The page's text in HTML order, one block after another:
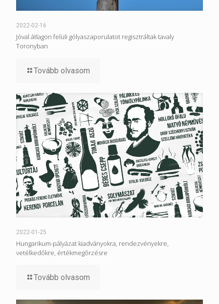
2022-02-16
Jóval átlagon felüli gólyaszaporulatot regisztráltak tavaly
Toronyban
Tovább olvasom
2022-01-25
Hungarikum-pályázat kiadványokra, rendezvényekre,
vetélkedőkre, értékmegőrzésre
Tovább olvasom